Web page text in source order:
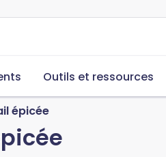
Outils et ressources
épicée